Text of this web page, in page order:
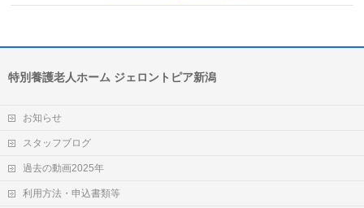
特別養護老人ホーム ジェロントピア新潟
お知らせ
スタッフブログ
過去の動画2025年
利用方法・申込書類等